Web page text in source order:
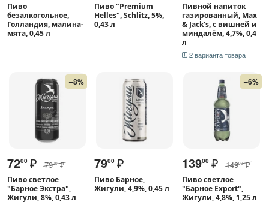
Пиво
безалкогольное,
Голландия, малина-
мята, 0,45 л
Пиво "Premium
Helles", Schlitz, 5%,
0,43 л
Пивной напиток
газированный, Max
& Jack's, с вишней и
миндалём, 4,7%, 0,4
л
2 варианта товара
–8%
7200 ₽ 7900 ₽
Пиво светлое
"Барное Экстра",
Жигули, 8%, 0,43 л
7900 ₽
Пиво Барное,
Жигули, 4,9%, 0,45 л
–6%
13900 ₽ 14900 ₽
Пиво светлое
"Барное Export",
Жигули, 4,8%, 1,25 л